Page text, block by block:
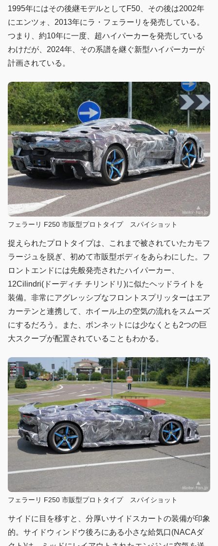
1995年にはその後継モデルとしてF50、その後は2002年
にエンツォ、2013年にラ・フェラーリを発売している。
つまり、約10年に一度、超ハイパーカーを発売している
わけだが、2024年、その系譜を継ぐ新型ハイパーカーが
計画されている。
フェラーリ F250 市販型プロトタイプ スパイショット
捉えられたプロトタイプは、これまで被されていたカモフ
ラージュを脱ぎ、初めて市販型ボディをあらわにした。フ
ロントエンドには先般発売されたハイパーカー、
12Cilindri(ドーディチ チリンドリ)に似たヘッドライトを
装備。非常にアグレッシブなフロントスプリッターはエア
カーテンと連携して、ホイール上の空気の流れをスムーズ
にするだろう。また、ボンネットには少なくとも2つの巨
大スクープが配置されていることもわかる。
フェラーリ F250 市販型プロトタイプ スパイショット
サイドに目を移すと、分厚いサイドスカートの装備が印象
的。サイドウィンドウ後ろにある小さな給気口(NACAダ